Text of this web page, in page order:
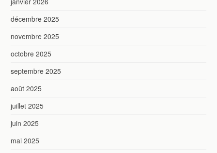
décembre 2025
novembre 2025
octobre 2025
septembre 2025
août 2025
juillet 2025
juin 2025
mai 2025